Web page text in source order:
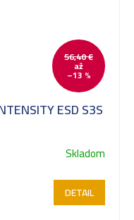
56,40 €
až
–13 %
ESD S3S
Skladom
DETAIL